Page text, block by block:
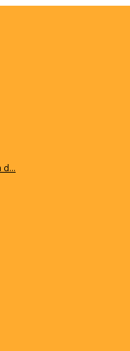
d...